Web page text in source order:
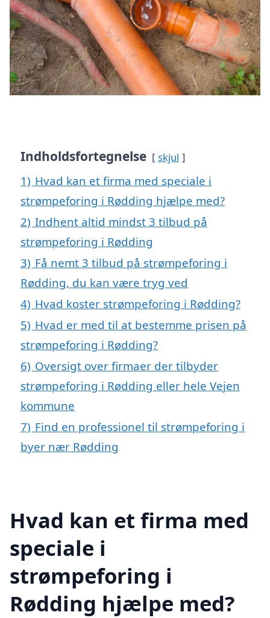
Indholdsfortegnelse skjul
1) Hvad kan et firma med speciale i
strømpeforing i Rødding hjælpe med?
2) Indhent altid mindst 3 tilbud på
strømpeforing i Rødding
3) Få nemt 3 tilbud på strømpeforing i
Rødding, du kan være tryg ved
4) Hvad koster strømpeforing i Rødding?
5) Hvad er med til at bestemme prisen på
strømpeforing i Rødding?
6) Oversigt over firmaer der tilbyder
strømpeforing i Rødding eller hele Vejen
kommune
7) Find en professionel til strømpeforing i
byer nær Rødding
Hvad kan et firma med
speciale i
strømpeforing i
Rødding hjælpe med?